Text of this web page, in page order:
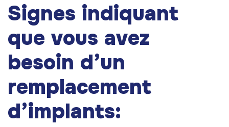
Signes indiquant
que vous avez
besoin d’un
remplacement
d’implants: